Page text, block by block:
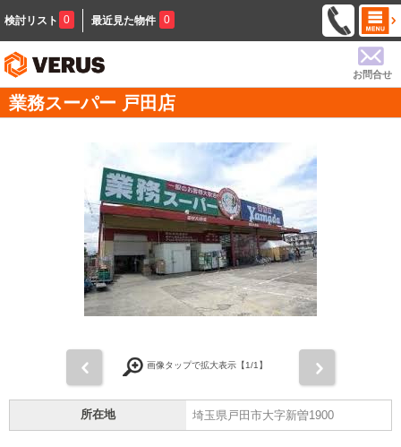
検討リスト 0 最近見た物件 0
お問合せ
業務スーパー 戸田店
画像タップで拡大表示【1/1】
所在地 埼玉県戸田市大字新曽1900